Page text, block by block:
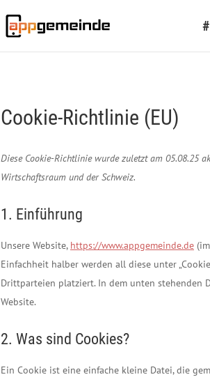
Cookie-Richtlinie (EU)
Diese Cookie-Richtlinie wurde zuletzt am 05.08.25
Wirtschaftsraum und der Schweiz.
1. Einführung
Unsere Website, https://www.appgemeinde.de
Einfachheit halber werden all diese unter
Drittparteien platziert. In dem unten stehenden
Website.
2. Was sind Cookies?
Ein Cookie ist eine einfache kleine Datei, die